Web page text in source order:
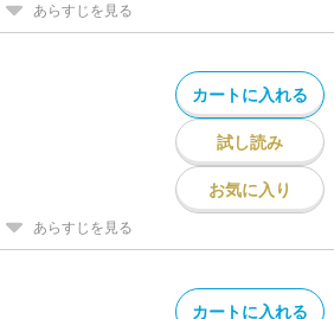
あらすじを見る
カートに入れる
試し読み
お気に入り
あらすじを見る
カートに入れる